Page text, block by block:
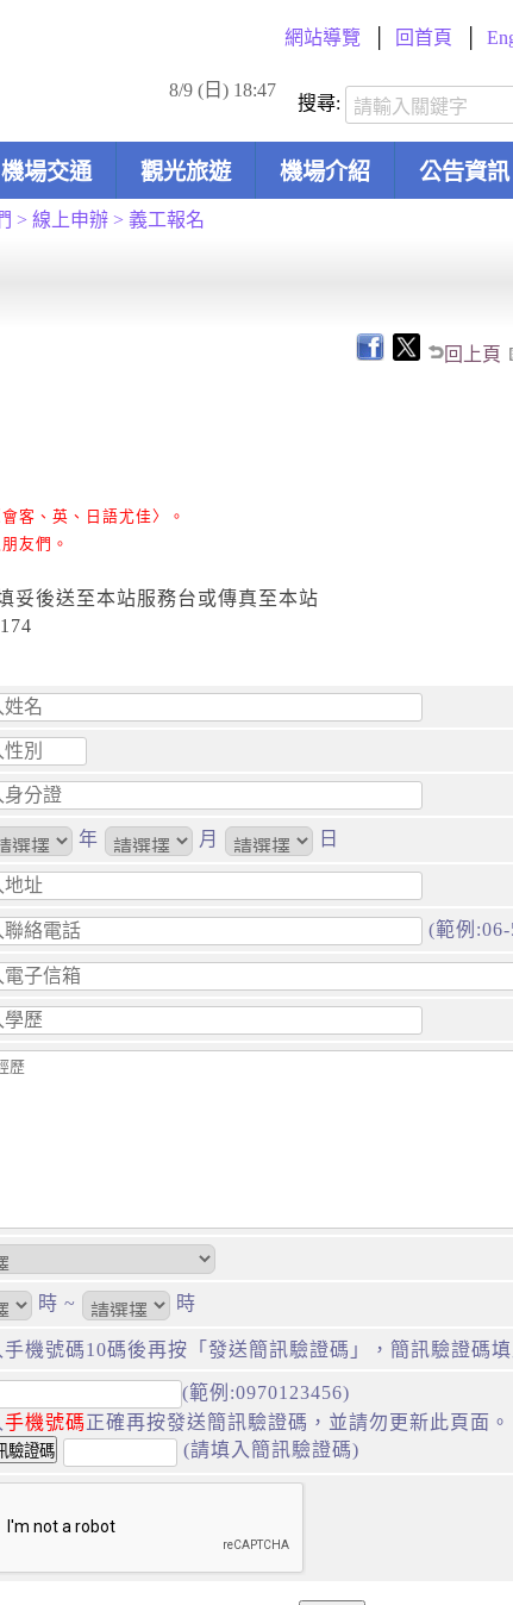
網站導覽 回首頁
8/9 (日) 18:47
搜尋:
機場交通 觀光旅遊 機場介紹 公告資訊
> 線上申辦 > 義工報名
回上頁
客、英、日語尤佳〉。
友們。
妥後送至本站服務台或傳真至本站
年 月 日
(範例:06-
時 ~ 時
手機號碼10碼後再按「發送簡訊驗證碼」，簡訊驗證碼
(範例:0970123456)
手機號碼正確再按發送簡訊驗證碼，並請勿更新此頁面。
(請填入簡訊驗證碼)